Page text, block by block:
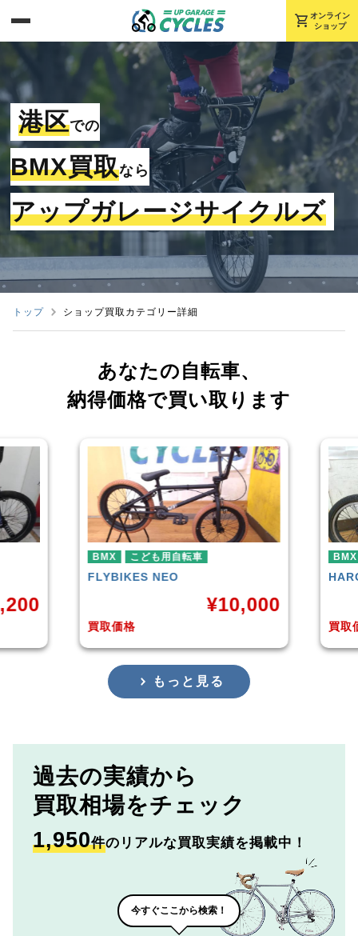
shopping_cart オンライン
ショップ
港区での
BMX買取なら
アップガレージサイクルズ
トップ ショップ買取カテゴリー詳細
あなたの自転車、
納得価格で買い取ります
¥10,000
BMX
HARODOWNTOWN
買取価格
¥4,225
もっと見る
過去の実績から
買取相場をチェック
1,950件のリアルな買取実績を掲載中！
今すぐここから検索！